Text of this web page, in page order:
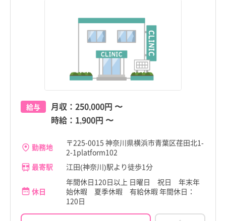
都道府県すべて
東京都
青森県
岩手県
宮城県
秋田県
給与 月収： 250,000円 〜
時給： 1,900円 〜
勤務地
〒225-0015 神奈川県横浜市青葉区荏田北1-
2-1platform102
最寄駅
江田(神奈川)駅より徒歩1分
休日
年間休日120日以上 日曜日 祝日 年末年
始休暇 夏季休暇 有給休暇 年間休日：
120日
都道府県すべて
東京都
青森県
岩手県
宮城県
秋田県